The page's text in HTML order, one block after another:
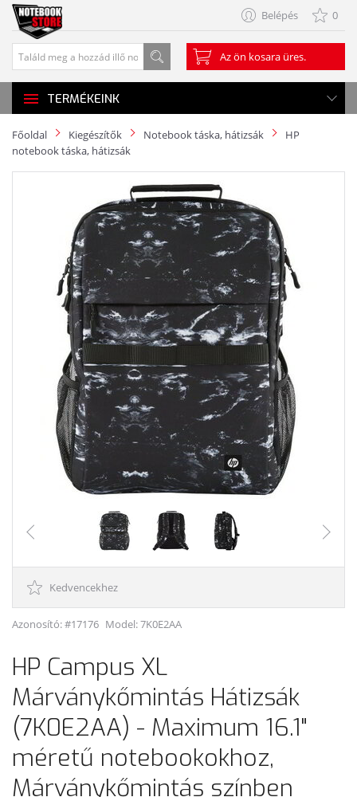
Belépés 0
Az ön kosara üres.
TERMÉKEINK
Főoldal Kiegészítők Notebook táska, hátizsák
HP
notebook táska, hátizsák
Kedvencekhez
Azonosító: #17176 Model:7K0E2AA
HP Campus XL
Márványkőmintás Hátizsák
(7K0E2AA) - Maximum 16.1"
méretű notebookokhoz,
Márványkőmintás színben